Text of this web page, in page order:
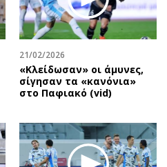
21/02/2026
«Κλείδωσαν» οι άμυνες,
σίγησαν τα «κανόνια»
στο Παφιακό (vid)